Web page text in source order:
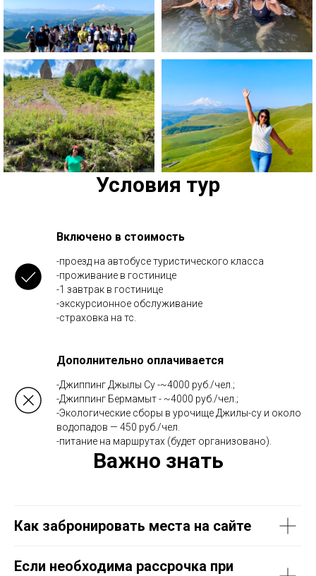
Условия тур
Включено в стоимость
-проезд на автобусе туристического класса
-проживание в гостинице
-1 завтрак в гостинице
-экскурсионное обслуживание
-страховка на тс.
Дополнительно оплачивается
-Джиппинг Джылы Су -~4000 руб./чел.;
-Джиппинг Бермамыт - ~4000 руб./чел.;
-Экологические сборы в урочище Джилы-су и около
водопадов — 450 руб./чел.
-питание на маршрутах (будет организовано).
Важно знать
Как забронировать места на сайте
Если необходима рассрочка при